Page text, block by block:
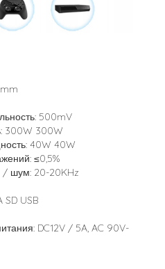
500mV
300W 300W
40W 40W
≤0,5%
/ шум: 20-20KHz
SD USB
DC12V / 5A, AC 90V-